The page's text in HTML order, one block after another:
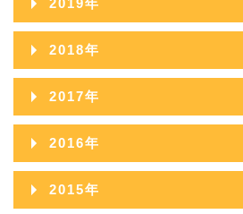
2025年05月
2025年03月
2025年02月
2025年01月
2024年06月
2024年05月
2024年03月
2024年02月
2023年08月
2023年07月
2023年06月
2023年05月
2023年03月
2022年09月
2022年08月
2022年07月
2022年06月
2022年05月
2021年10月
2021年09月
2021年08月
2021年07月
2021年06月
2021年05月
2020年11月
2020年10月
2020年09月
2020年08月
2020年07月
2019年
2019年12月
2019年11月
2019年10月
2019年09月
2019年08月
2018年
2018年12月
2018年11月
2018年10月
2018年09月
2017年
2017年12月
2017年11月
2017年10月
2016年
2016年12月
2015年